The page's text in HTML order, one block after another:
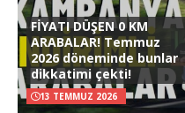
FİYATI DÜŞEN 0 KM
ARABALAR! Temmuz
2026 döneminde bunlar
dikkatimi çekti!
13 TEMMUZ 2026